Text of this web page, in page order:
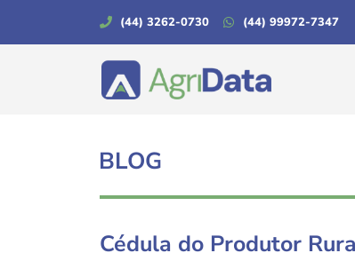
(44) 3262-0730 (44) 99972-7347
BLOG
Cédula do Produtor